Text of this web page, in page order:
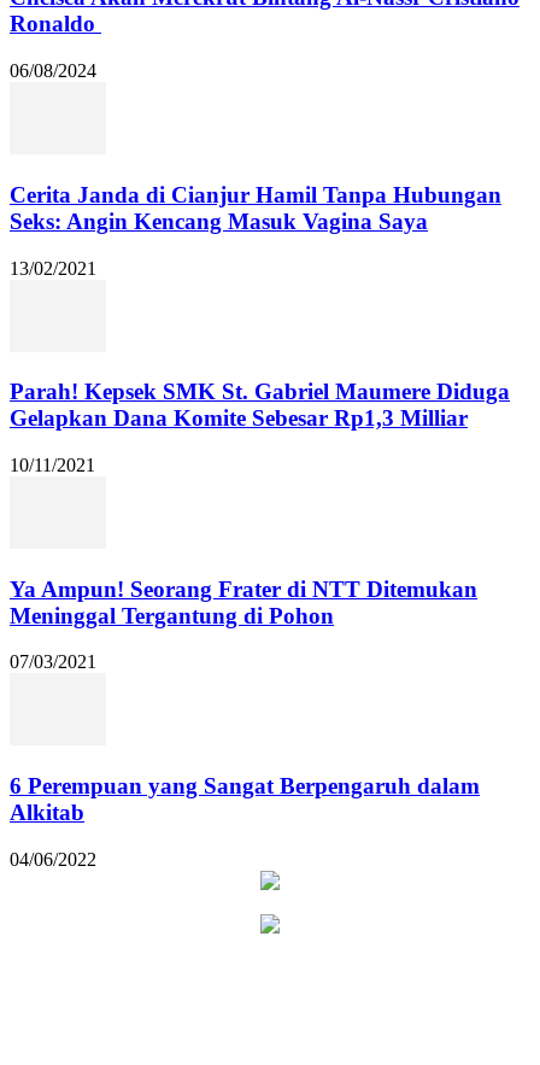
Ronaldo
06/08/2024
Cerita Janda di Cianjur Hamil Tanpa Hubungan
Seks: Angin Kencang Masuk Vagina Saya
13/02/2021
Parah! Kepsek SMK St. Gabriel Maumere Diduga
Gelapkan Dana Komite Sebesar Rp1,3 Milliar
10/11/2021
Ya Ampun! Seorang Frater di NTT Ditemukan
Meninggal Tergantung di Pohon
07/03/2021
6 Perempuan yang Sangat Berpengaruh dalam
Alkitab
04/06/2022